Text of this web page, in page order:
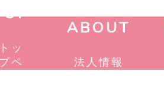
ッ
ペ
ABOUT
法人情報